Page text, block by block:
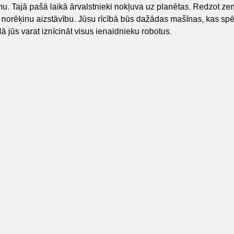
Tajā pašā laikā ārvalstnieki nokļuva uz planētas. Redzot
aizstāvību. Jūsu rīcībā būs dažādas mašīnas, kas
jūs varat iznīcināt visus ienaidnieku robotus.